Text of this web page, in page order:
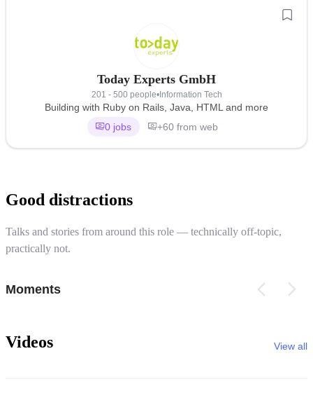
Today Experts GmbH
201 - 500 people•Information Tech
Building with Ruby on Rails, Java, HTML and more
0 jobs
+60 from web
Good distractions
Talks and stories from around this role — technically off-topic,
practically not.
Moments
Videos View all